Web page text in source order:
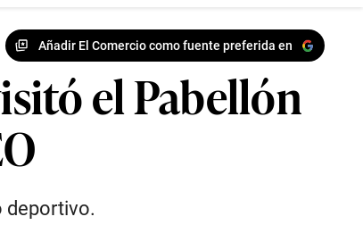
Añadir El Comercio como fuente preferida en
el Pabellón
deportivo.